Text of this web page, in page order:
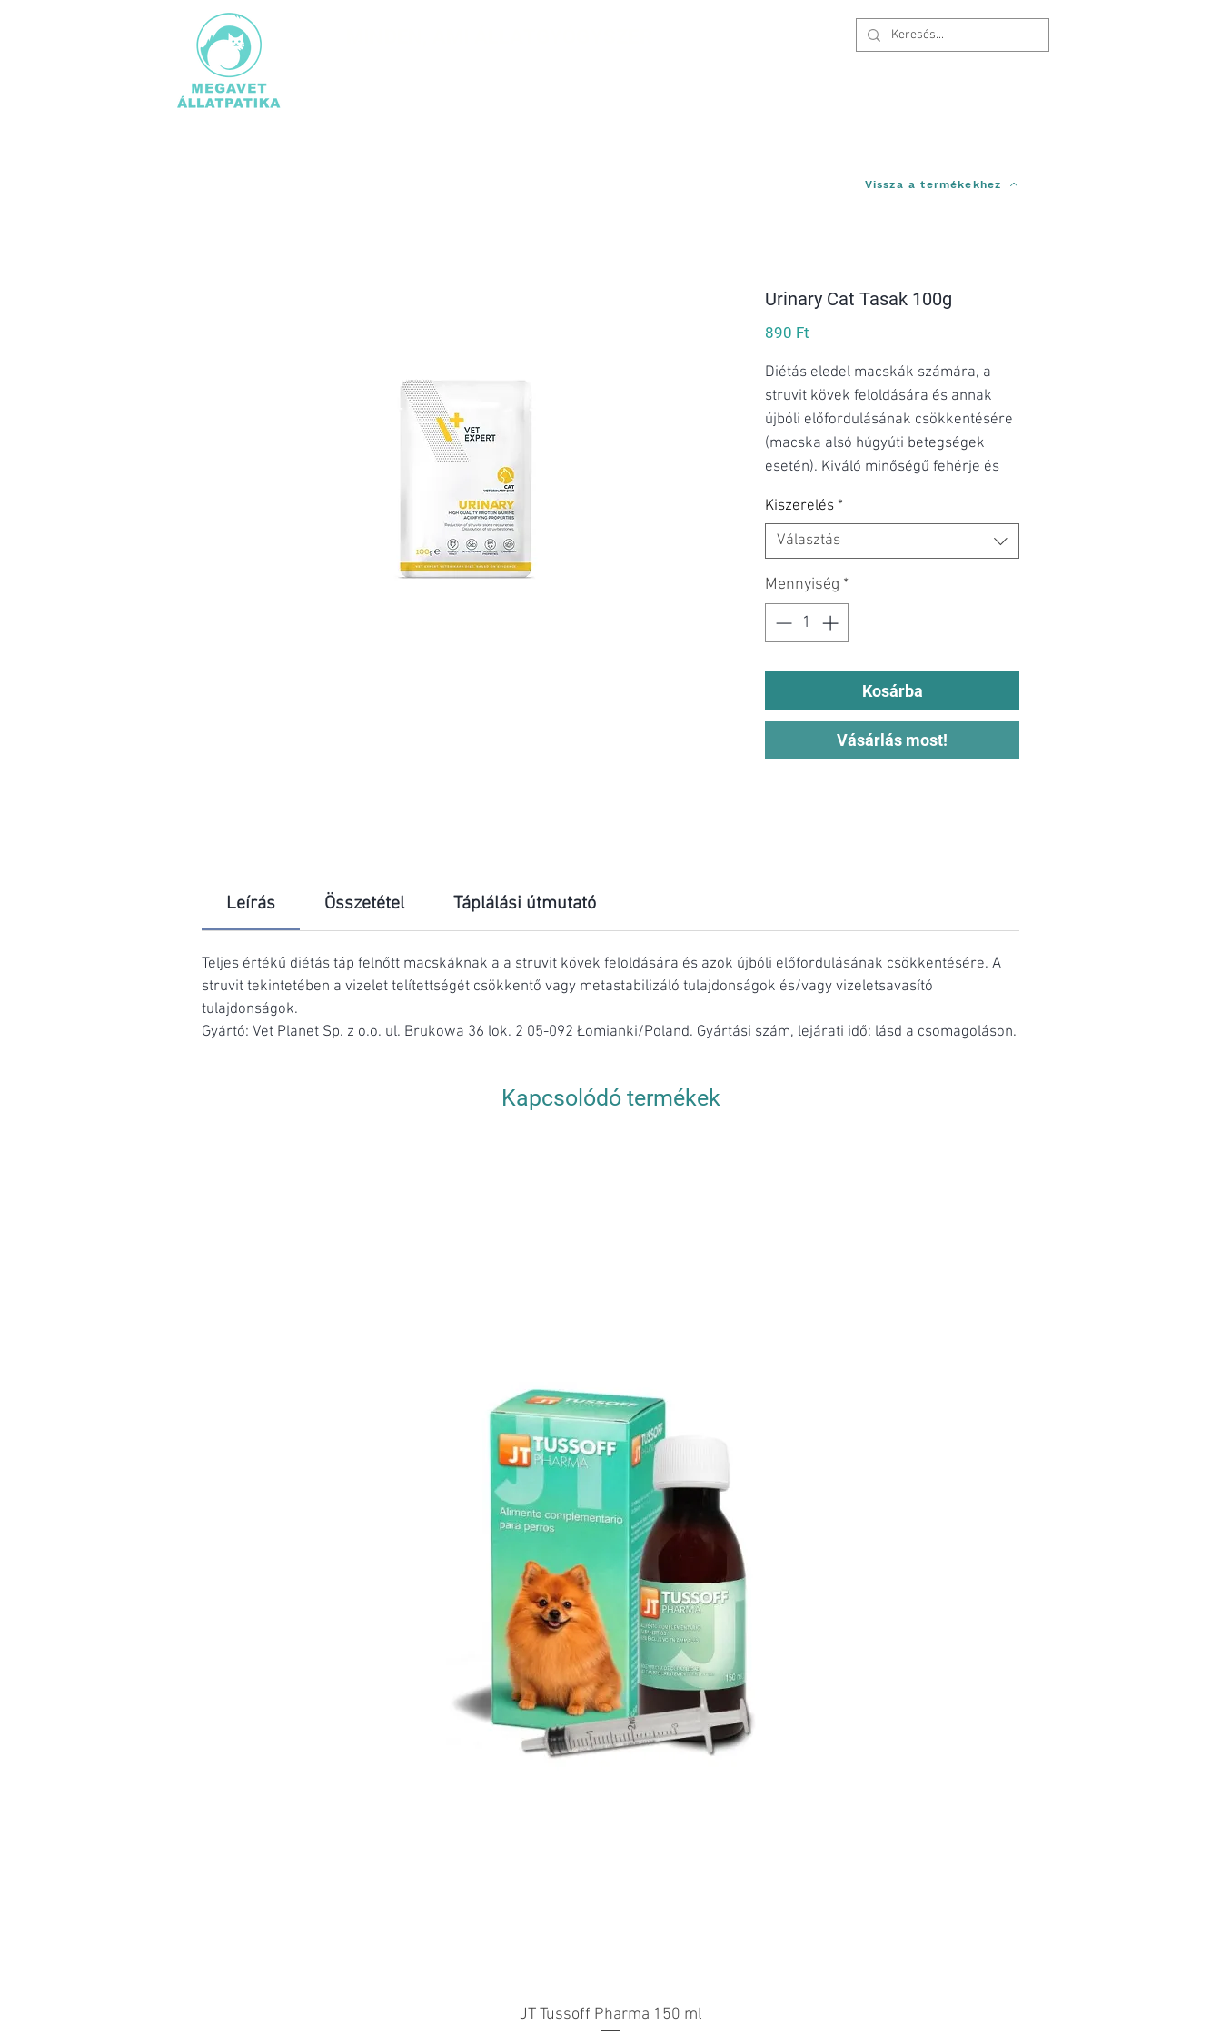
Urinary Cat Tasak 100g
890 Ft
Diétás eledel macskák számára, a
struvit kövek feloldására és annak
újbóli előfordulásának csökkentésére
(macska alsó húgyúti betegségek
esetén). Kiváló minőségű fehérje és
Kiszerelés *
Választás
Mennyiség *
Kosárba
Vásárlás most!
Leírás Összetétel Táplálási útmutató
Teljes értékű diétás táp felnőtt macskáknak a a struvit kövek feloldására és azok újbóli előfordulásának csökkentésére. A
struvit tekintetében a vizelet telítettségét csökkentő vagy metastabilizáló tulajdonságok és/vagy vizeletsavasító
tulajdonságok.
Gyártó: Vet Planet Sp. z o.o. ul. Brukowa 36 lok. 2 05-092 Łomianki/Poland. Gyártási szám, lejárati idő: lásd a csomagoláson.
Vissza a termékekhez
Kapcsolódó termékek
Gyorsnézet
JT Tussoff Pharma 150 ml